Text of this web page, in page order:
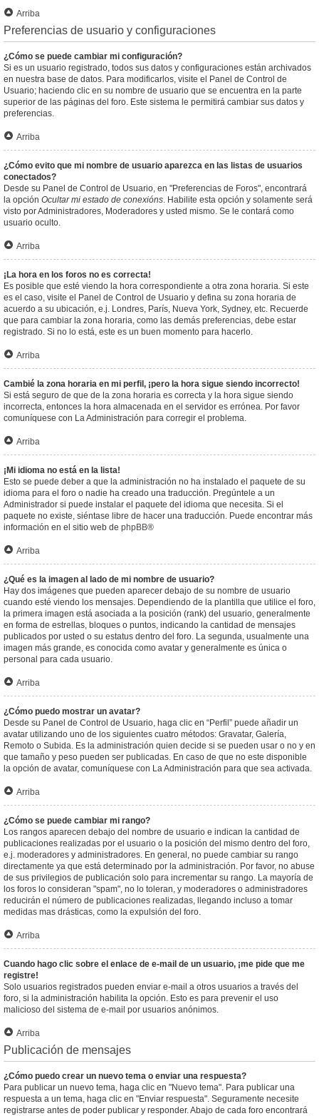
Arriba
Preferencias de usuario y configuraciones
¿Cómo se puede cambiar mi configuración?
Si es un usuario registrado, todos sus datos y configuraciones están archivados
en nuestra base de datos. Para modificarlos, visite el Panel de Control de
Usuario; haciendo clic en su nombre de usuario que se encuentra en la parte
superior de las páginas del foro. Este sistema le permitirá cambiar sus datos y
preferencias.
Arriba
¿Cómo evito que mi nombre de usuario aparezca en las listas de usuarios
conectados?
Desde su Panel de Control de Usuario, en "Preferencias de Foros", encontrará
la opción Ocultar mi estado de conexións. Habilite esta opción y solamente será
visto por Administradores, Moderadores y usted mismo. Se le contará como
usuario oculto.
Arriba
¡La hora en los foros no es correcta!
Es posible que esté viendo la hora correspondiente a otra zona horaria. Si este
es el caso, visite el Panel de Control de Usuario y defina su zona horaria de
acuerdo a su ubicación, e.j. Londres, París, Nueva York, Sydney, etc. Recuerde
que para cambiar la zona horaria, como las demás preferencias, debe estar
registrado. Si no lo está, este es un buen momento para hacerlo.
Arriba
Cambié la zona horaria en mi perfil, ¡pero la hora sigue siendo incorrecto!
Si está seguro de que de la zona horaria es correcta y la hora sigue siendo
incorrecta, entonces la hora almacenada en el servidor es errónea. Por favor
comuníquese con La Administración para corregir el problema.
Arriba
¡Mi idioma no está en la lista!
Esto se puede deber a que la administración no ha instalado el paquete de su
idioma para el foro o nadie ha creado una traducción. Pregúntele a un
Administrador si puede instalar el paquete del idioma que necesita. Si el
paquete no existe, siéntase libre de hacer una traducción. Puede encontrar más
información en el sitio web de phpBB®
Arriba
¿Qué es la imagen al lado de mi nombre de usuario?
Hay dos imágenes que pueden aparecer debajo de su nombre de usuario
cuando esté viendo los mensajes. Dependiendo de la plantilla que utilice el foro,
la primera imagen está asociada a la posición (rank) del usuario, generalmente
en forma de estrellas, bloques o puntos, indicando la cantidad de mensajes
publicados por usted o su estatus dentro del foro. La segunda, usualmente una
imagen más grande, es conocida como avatar y generalmente es única o
personal para cada usuario.
Arriba
¿Cómo puedo mostrar un avatar?
Desde su Panel de Control de Usuario, haga clic en “Perfil” puede añadir un
avatar utilizando uno de los siguientes cuatro métodos: Gravatar, Galería,
Remoto o Subida. Es la administración quien decide si se pueden usar o no y en
que tamaño y peso pueden ser publicadas. En caso de que no este disponible
la opción de avatar, comuníquese con La Administración para que sea activada.
Arriba
¿Cómo se puede cambiar mi rango?
Los rangos aparecen debajo del nombre de usuario e indican la cantidad de
publicaciones realizadas por el usuario o la posición del mismo dentro del foro,
e.j. moderadores y administradores. En general, no puede cambiar su rango
directamente ya que está determinado por la administración. Por favor, no abuse
de sus privilegios de publicación solo para incrementar su rango. La mayoría de
los foros lo consideran "spam", no lo toleran, y moderadores o administradores
reducirán el número de publicaciones realizadas, llegando incluso a tomar
medidas mas drásticas, como la expulsión del foro.
Arriba
Cuando hago clic sobre el enlace de e-mail de un usuario, ¡me pide que me
registre!
Solo usuarios registrados pueden enviar e-mail a otros usuarios a través del
foro, si la administración habilita la opción. Esto es para prevenir el uso
malicioso del sistema de e-mail por usuarios anónimos.
Arriba
Publicación de mensajes
¿Cómo puedo crear un nuevo tema o enviar una respuesta?
Para publicar un nuevo tema, haga clic en "Nuevo tema". Para publicar una
respuesta a un tema, haga clic en "Enviar respuesta". Seguramente necesite
registrarse antes de poder publicar y responder. Abajo de cada foro encontrará